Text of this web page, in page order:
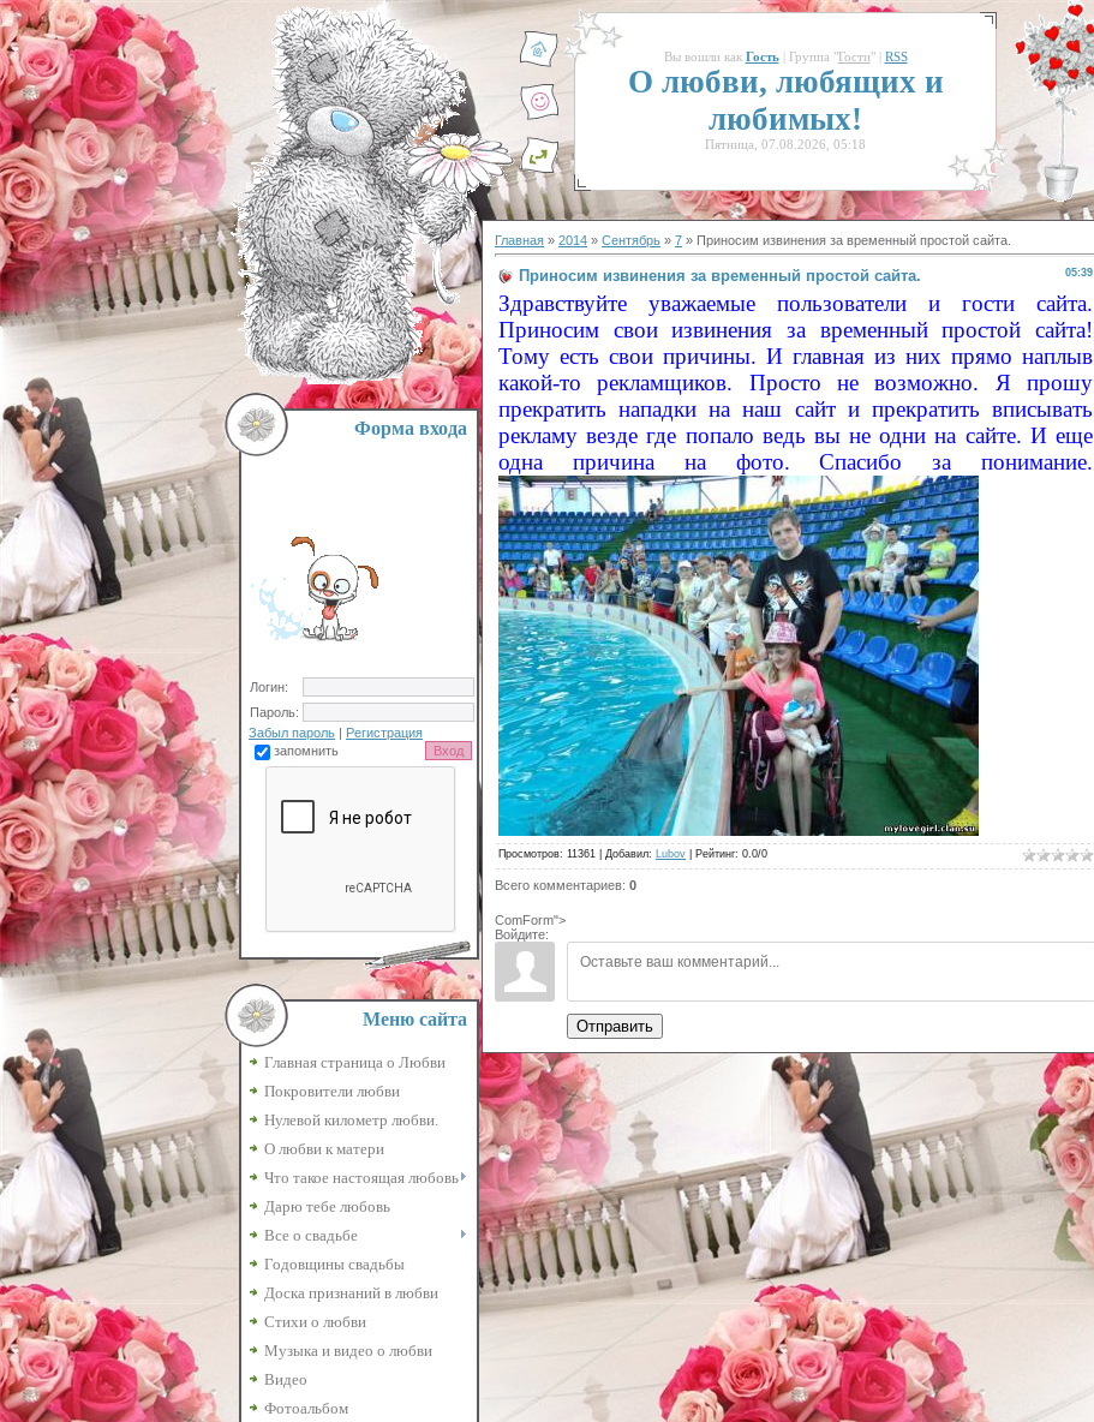
Форма входа
Логин:
Пароль:
Забыл пароль | Регистрация
запомнить
Меню сайта
Главная страница о Любви
Покровители любви
Нулевой километр любви.
О любви к матери
Что такое настоящая любовь
Дарю тебе любовь
Все о свадьбе
Годовщины свадьбы
Доска признаний в любви
Стихи о любви
Музыка и видео о любви
Видео
Фотоальбом
Вы вошли как Гость| Группа "Гости" | RSS
О любви, любящих и
любимых!
Пятница, 07.08.2026, 05:18
Главная » 2014 » Сентябрь » 7 » Приносим извинения за временный простой сайта.
05:39
Приносим извинения за временный простой сайта.
Здравствуйте уважаемые пользователи и гости сайта.
Приносим свои извинения за временный простой сайта!
Тому есть свои причины. И главная из них прямо наплыв
какой-то рекламщиков. Просто не возможно. Я прошу
прекратить нападки на наш сайт и прекратить вписывать
рекламу везде где попало ведь вы не одни на сайте. И еще
одна причина на фото. Спасибо за понимание.
Просмотров: 11361 | Добавил: Lubov Рейтинг: 0.0/0
Всего комментариев: 0
ComForm">
Войдите:
Отправить